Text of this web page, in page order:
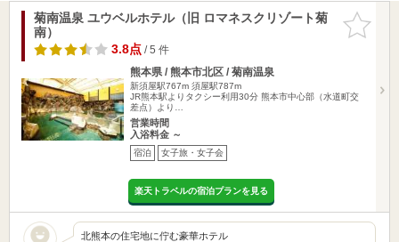
お気に入
りに追加
菊南温泉 ユウベルホテル（旧 ロマネスクリゾート菊
南）
3.8点/ 5 件
熊本県 / 熊本市北区 / 菊南温泉
新須屋駅767m 須屋駅787m
JR熊本駅よりタクシー利用30分 熊本市中心部（水道町交
差点）より…
営業時間
入浴料金 ～
宿泊 女子旅・女子会
楽天トラベルの宿泊プランを見る
北熊本の住宅地に佇む豪華ホテル